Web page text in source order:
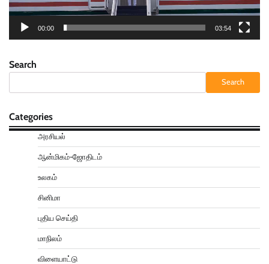
00:00 03:54
Search
Search
Categories
அரசியல்
ஆன்மிகம்-ஜோதிடம்
உலகம்
சினிமா
புதிய செய்தி
மாநிலம்
விளையாட்டு